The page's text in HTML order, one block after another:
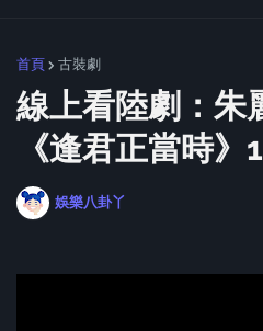
首頁 古裝劇
線上看陸劇：朱
《逢君正當時》
娛樂八卦丫